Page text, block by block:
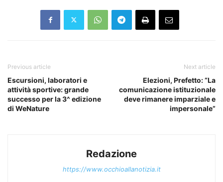
Previous article
Escursioni, laboratori e
attività sportive: grande
successo per la 3^ edizione
di WeNature
Next article
Elezioni, Prefetto: “La
comunicazione istituzionale
deve rimanere imparziale e
impersonale”
Redazione
https://www.occhioallanotizia.it